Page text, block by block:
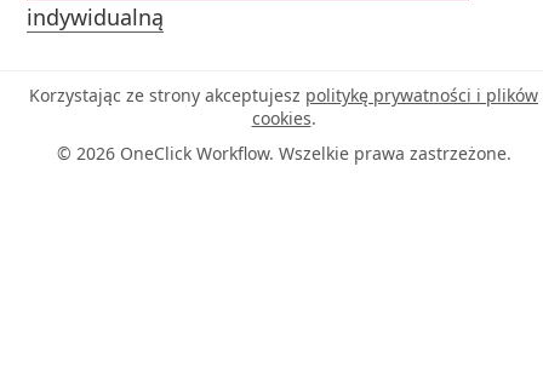
indywidualną
Korzystając ze strony akceptujesz politykę prywatności i plików
cookies.
© 2026 OneClick Workflow. Wszelkie prawa zastrzeżone.